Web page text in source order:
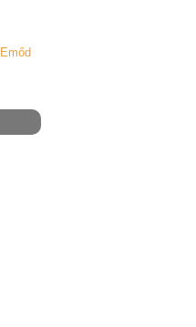
Emőd